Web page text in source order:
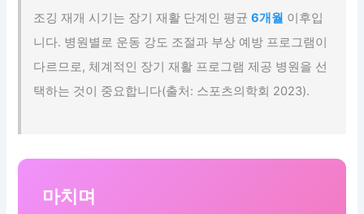
조깅 재개 시기는 장기 재활 단계인 평균6개월 이후입
니다. 병원별로 운동 강도 조절과 부상 예방 프로그램이
다르므로, 체계적인 장기 재활 프로그램 제공 병원을 선
택하는 것이 중요합니다(출처: 스포츠의학회 2023).
마치며